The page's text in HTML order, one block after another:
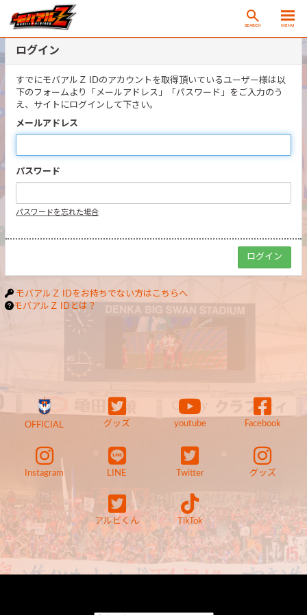
SEARCH MENU
ログイン
すでにモバアルＺ IDのアカウントを取得頂いているユーザー様は以
下のフォームより「メールアドレス」「パスワード」をご入力のう
え、サイトにログインして下さい。
メールアドレス
パスワード
パスワードを忘れた場合
モバアルＺ IDをお持ちでない方はこちらへ
モバアルＺ IDとは？
OFFICIAL グッズ youtube Facebook
Instagram LINE Twitter グッズ
アルビくん TikTok